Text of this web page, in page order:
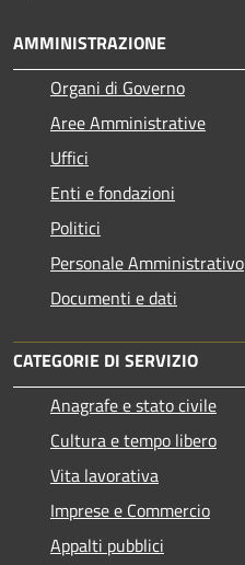
AMMINISTRAZIONE
Organi di Governo
Aree Amministrative
Uffici
Enti e fondazioni
Politici
Personale Amministrativo
Documenti e dati
CATEGORIE DI SERVIZIO
Anagrafe e stato civile
Cultura e tempo libero
Vita lavorativa
Imprese e Commercio
Appalti pubblici